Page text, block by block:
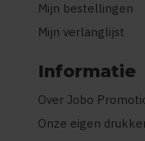
Mijn bestellingen
Mijn verlanglijst
Informatie
Over Jobo
Onze eigen